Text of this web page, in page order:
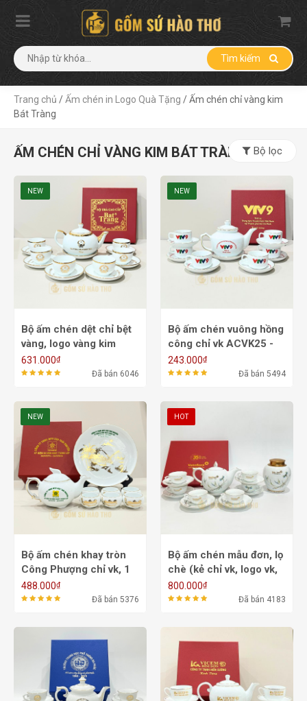
Tìm kiếm
Trang chủ /Ấm chén in Logo Quà Tặng /Ấm chén chỉ vàng kim
Bát Tràng
ẤM CHÉN CHỈ VÀNG KIM BÁT TRÀNG Bộ lọc
NEW
Bộ ấm chén dệt chỉ bệt
vàng, logo vàng kim
ACVK26B - 650ml
631.000₫
Đã bán 6046
NEW
Bộ ấm chén vuông hồng
công chỉ vk ACVK25 -
500ml
243.000₫
Đã bán 5494
NEW
Bộ ấm chén khay tròn
Công Phượng chỉ vk, 1
mặt họa tiết vk, 1 mặt
logo màu ACVK27 -
488.000₫
Đã bán 5376
HOT
Bộ ấm chén mẫu đơn, lọ
chè (kẻ chỉ vk, logo vk,
họ tiết màu) ACVK10 -
700ml
800.000₫
Đã bán 4183